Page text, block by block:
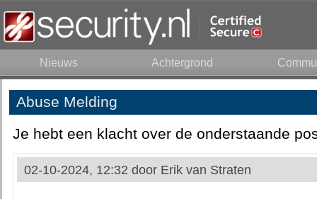
Nieuws Achtergrond
Abuse Melding
Je hebt een klacht over de onderstaande
02-10-2024, 12:32 door Erik van Straten